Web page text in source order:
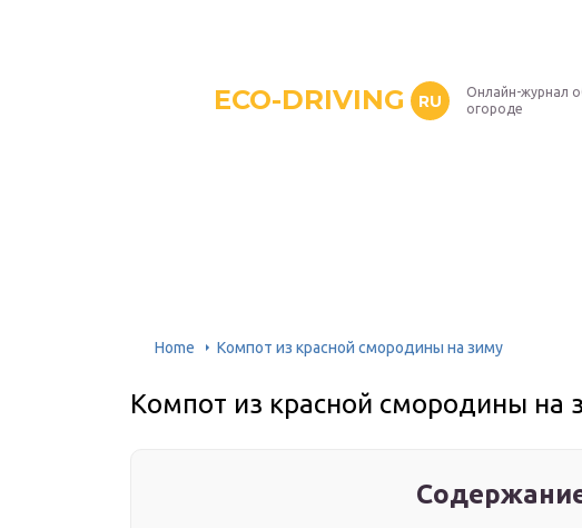
ECO-DRIVING RU
Онлайн-журнал
огороде
Home Компот из красной смородины на зиму
Компот из красной смородины на